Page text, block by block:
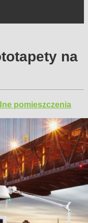
na
pomieszczenia